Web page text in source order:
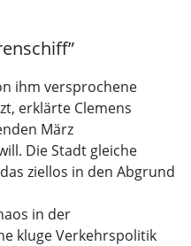
ihm versprochene
erklärte Clemens
März
Die Stadt gleiche
ziellos in den Abgrund
in der
kluge Verkehrspolitik